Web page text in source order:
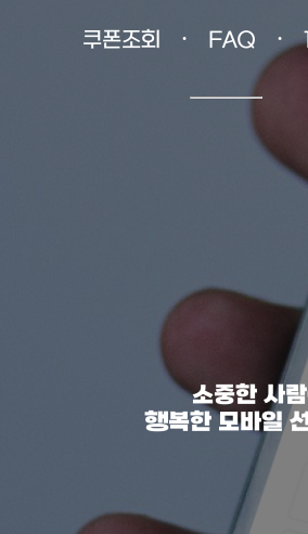
쿠폰조회 • FAQ •
소중한 사
행복한 모바일